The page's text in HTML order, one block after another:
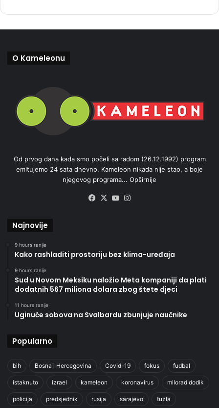
O Kameleonu
Od prvog dana kada smo počeli sa radom (26.12.1992) program
emitujemo 24 sata dnevno. Kameleon nikada nije stao, a boje
njegovog programa... Opširnije
Facebook
X YouTube
Najnovije
9 hours ranije
Kako rashladiti prostoriju bez klima-uređaja
9 hours ranije
Sud u Novom Meksiku naložio Meta kompaniji da plati
dodatnih 567 miliona dolara zbog štete djeci
11 hours ranije
Uginuće sobova na Svalbardu zbunjuje naučnike
Popularno
bih Bosna i Hercegovina Covid-19 fokus fudbal
istaknuto izrael kameleon koronavirus milorad dodik
policija predsjednik rusija sarajevo tuzla